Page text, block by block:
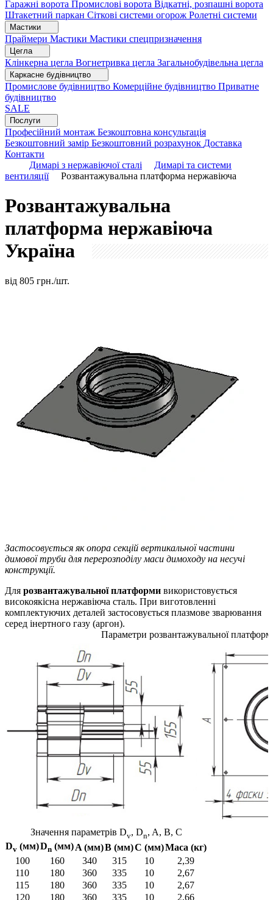
Гаражні ворота Промислові ворота Відкатні, розпашні ворота
Штакетний паркан Сіткові системи огорож Ролетні системи
Мастики
Праймери Мастики Мастики спецпризначення
Цегла
Клінкерна цегла Вогнетривка цегла Загальнобудівельна цегла
Каркасне будівництво
Промислове будівництво Комерційне будівництво Приватне
будівництво
SALE
Послуги
Професійний монтаж Безкоштовна консультація
Безкоштовний замір Безкоштовний розрахунок Доставка
Контакти
Димарі з нержавіючої сталі
Димарі та системи
вентиляції
Розвантажувальна платформа нержавіюча
Розвантажувальна
платформа нержавіюча
Україна
від 805 грн./шт.
Застосовується як опора секцій вертикальної частини
димової труби для перерозподілу маси димоходу на несучі
конструкції.
Для розвантажувальної платформи використовується
високоякісна нержавіюча сталь. При виготовленні
комплектуючих деталей застосовується плазмове зварювання
серед інертного газу (аргон).
Параметри розвантажувальної
Значення параметрів Dv, Dn, A, B, C
Dv (мм)Dn (мм)A (мм)B (мм)С (мм)Маса (кг)
100
160 340 315 10
2,39
110
180 360 335 10
2,67
115
180 360 335 10
2,67
120
180 360 335 10
2,66